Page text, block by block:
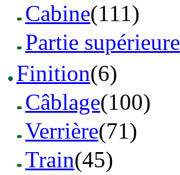
Cabine(111)
Partie supérieure
Finition(6)
Câblage(100)
Verrière(71)
Train(45)